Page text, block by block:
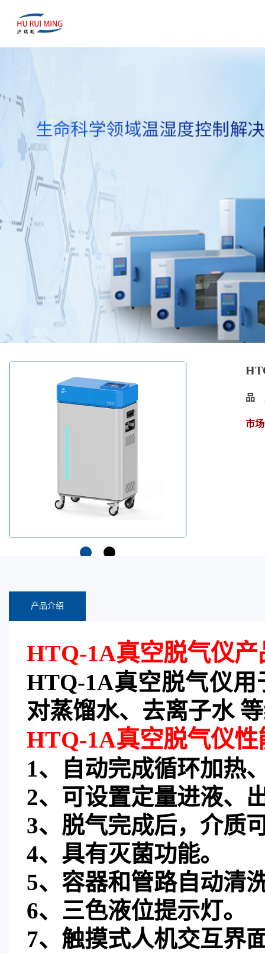
品
市
产品介绍
HTQ-1A真空脱气仪产
HTQ-1A真空脱气仪
对蒸馏水、去离子水
HTQ-1A真空脱气仪性
1、
自动完成循环加热
2、 可设置定量进液、
3、 脱气完成后，介质
4、 具有灭菌功能。
5、 容器和管路自动清
6、 三色液位提示灯。
7、 触摸式人机交互界